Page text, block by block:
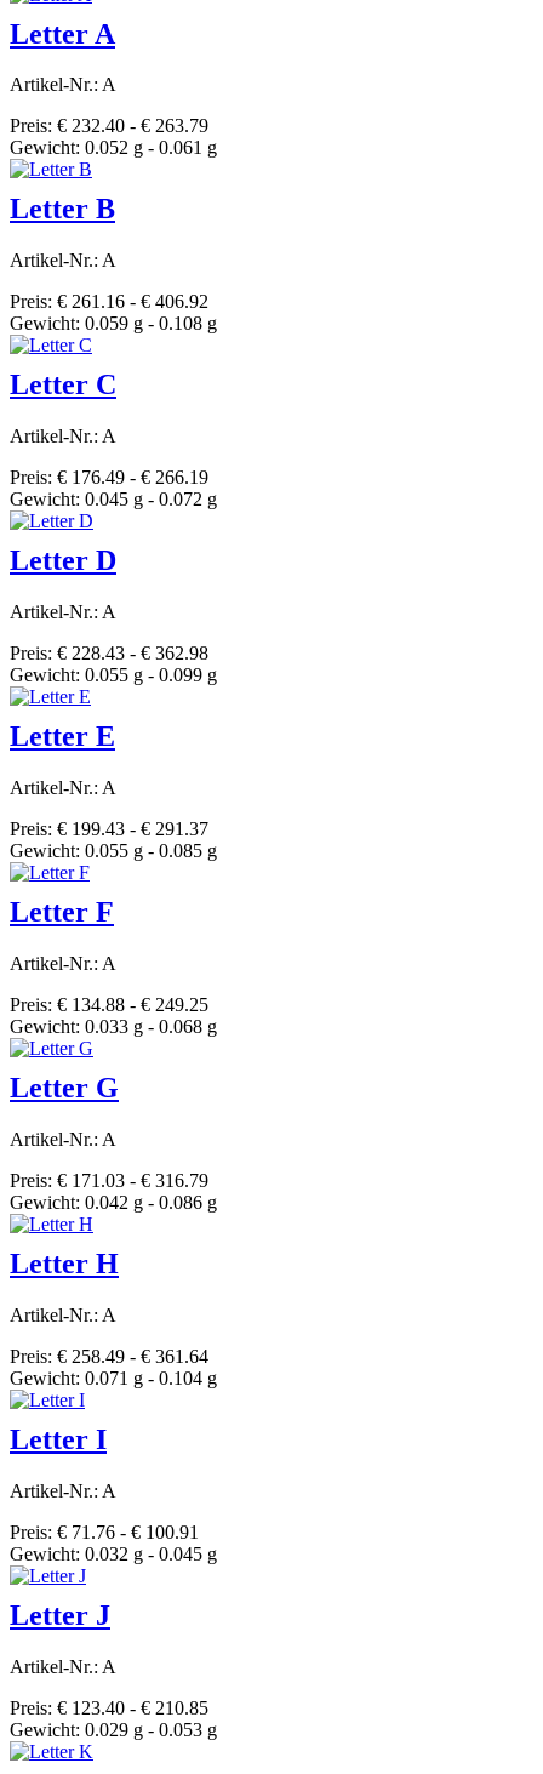
Letter A
Artikel-Nr.: A
Preis: € 232.40 - € 263.79
Gewicht: 0.052 g - 0.061 g
Letter B
Artikel-Nr.: A
Preis: € 261.16 - € 406.92
Gewicht: 0.059 g - 0.108 g
Letter C
Artikel-Nr.: A
Preis: € 176.49 - € 266.19
Gewicht: 0.045 g - 0.072 g
Letter D
Artikel-Nr.: A
Preis: € 228.43 - € 362.98
Gewicht: 0.055 g - 0.099 g
Letter E
Artikel-Nr.: A
Preis: € 199.43 - € 291.37
Gewicht: 0.055 g - 0.085 g
Letter F
Artikel-Nr.: A
Preis: € 134.88 - € 249.25
Gewicht: 0.033 g - 0.068 g
Letter G
Artikel-Nr.: A
Preis: € 171.03 - € 316.79
Gewicht: 0.042 g - 0.086 g
Letter H
Artikel-Nr.: A
Preis: € 258.49 - € 361.64
Gewicht: 0.071 g - 0.104 g
Letter I
Artikel-Nr.: A
Preis: € 71.76 - € 100.91
Gewicht: 0.032 g - 0.045 g
Letter J
Artikel-Nr.: A
Preis: € 123.40 - € 210.85
Gewicht: 0.029 g - 0.053 g